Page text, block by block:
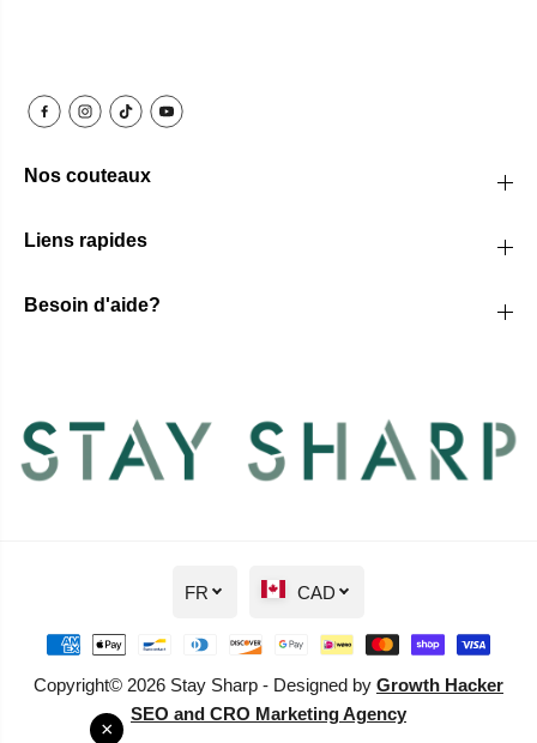
×
Nos couteaux
Liens rapides
Besoin d'aide?
Copyright© 2026 Stay Sharp - Designed by Growth Hacker
SEO and CRO Marketing Agency
FR CAD